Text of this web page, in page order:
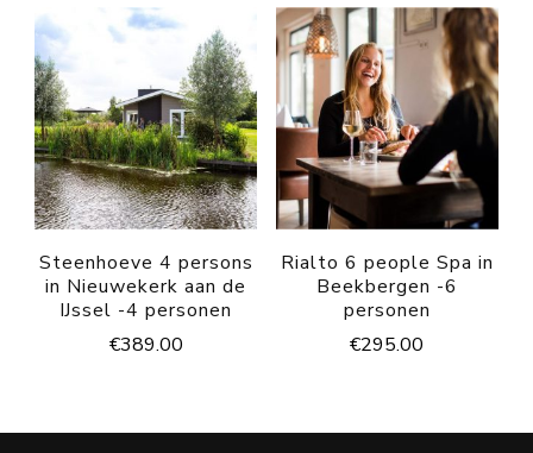
Steenhoeve 4 persons
in Nieuwekerk aan de
IJssel -4 personen
€389.00
Rialto 6 people Spa in
Beekbergen -6
personen
€295.00